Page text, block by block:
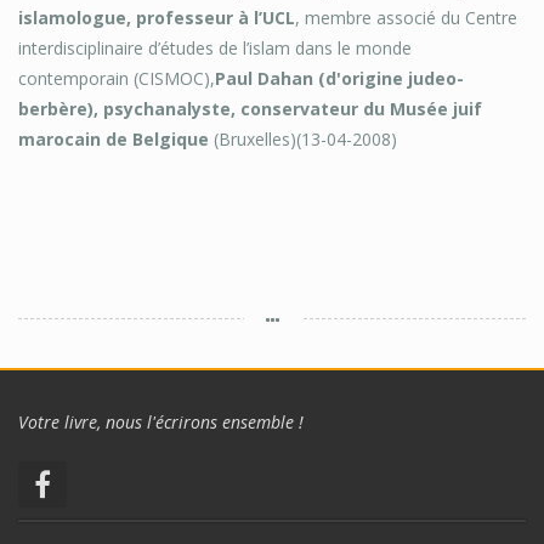
islamologue, professeur à l’UCL, membre associé du Centre
interdisciplinaire d’études de l’islam dans le monde
contemporain (CISMOC),Paul Dahan (d'origine judeo-
berbère), psychanalyste, conservateur du Musée juif
marocain de Belgique (Bruxelles)(13-04-2008)
Votre livre, nous l'écrirons ensemble !